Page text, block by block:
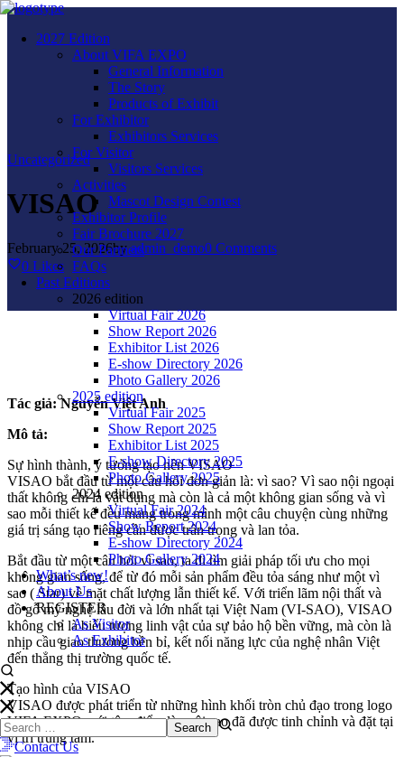
2027 Edition
About VIFA EXPO
General Information
The Story
Products of Exhibit
For Exhibitor
Exhibitors Services
For Visitor
Visitors Services
Activities
Mascot Design Contest
Exhibitor Profile
Fair Brochure 2027
Our Partners
FAQs
Past Editions
2026 edition
Virtual Fair 2026
Show Report 2026
Exhibitor List 2026
E-show Directory 2026
Photo Gallery 2026
2025 edition
Virtual Fair 2025
Show Report 2025
Exhibitor List 2025
E-show Directory 2025
Photo Gallery 2025
2024 edition
Virtual Fair 2024
Show Report 2024
E-show Directory 2024
Photo Gallery 2024
What’s new!
About Us
REGISTER
As Visitor
As Exhibitor
Contact Us
Uncategorized
VISAO
February 25, 2026byadmin_demo0 Comments
0 Likes
Tác giả:Nguyễn Việt Anh
Mô tả:
Sự hình thành, ý tưởng tạo nên VISAO
VISAO bắt đầu từ một câu hỏi đơn giản là: vì sao? Vì sao nội ngoại
thất không chỉ là vật dụng mà còn là cả một không gian sống và vì
sao mỗi thiết kế đều mang trong mình một câu chuyện cùng những
giá trị sáng tạo riêng cần được trân trọng và lan tỏa.
Bắt đầu từ một câu hỏi vì sao, ta đi tìm giải pháp tối ưu cho mọi
không gian sống, để từ đó mỗi sản phẩm đều tỏa sáng như một vì
sao ( Star) về mặt chất lượng lẫn thiết kế. Với triển lãm nội thất và
đồ gỗ mỹ nghệ lâu đời và lớn nhất tại Việt Nam (VI-SAO), VISAO
không chỉ là biểu tượng linh vật của sự bảo hộ bền vững, mà còn là
nhịp cầu giao thương bền bỉ, kết nối năng lực của nghệ nhân Việt
đến thẳng thị trường quốc tế.
Tạo hình của VISAO
VISAO được phát triển từ những hình khối tròn chủ đạo trong logo
VIFA EXPO, với tâm điểm là ngôi sao đã được tinh chỉnh và đặt tại
vị trí trung tâm.